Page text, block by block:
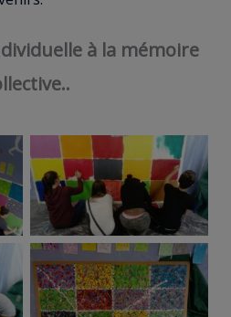
à la mémoire
PROJET-MEMOIRES-
COLLEGE-2018-ANNE-
BATTOUE-ARTISTE-
PEINTRE
PROJET-MEMOIRES-
COLLEGE-2018-ANNE-
BATTOUE-ARTISTE-